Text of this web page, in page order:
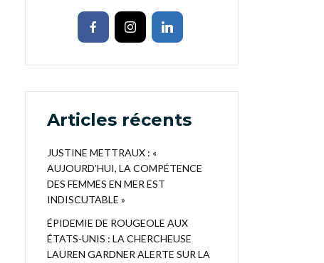
Articles récents
JUSTINE METTRAUX : «
AUJOURD’HUI, LA COMPÉTENCE
DES FEMMES EN MER EST
INDISCUTABLE »
ÉPIDEMIE DE ROUGEOLE AUX
ÉTATS-UNIS : LA CHERCHEUSE
LAUREN GARDNER ALERTE SUR LA